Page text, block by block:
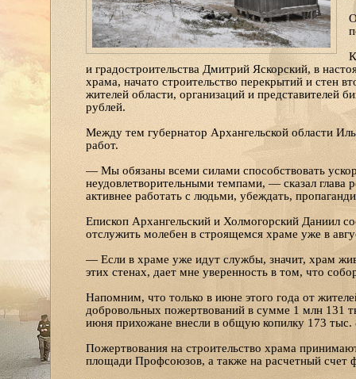
и градостроительства Дмитрий Яскорский, в
храма, начато строительство перекрытий и стен
жителей области, организаций и представителей
рублей.
Между тем губернатор Архангельской области
работ.
— Мы обязаны всеми силами способствовать
неудовлетворительными темпами, — сказал
активнее работать с людьми, убеждать,
Епископ Архангельский и Холмогорский Даниил
отслужить молебен в строящемся храме уже в
— Если в храме уже идут службы, значит, храм
этих стенах, дает мне уверенность в том, что
Напомним, что только в июне этого года от
добровольных пожертвований в сумме 1 млн 131
июня прихожане внесли в общую копилку 173 тыс.
Пожертвования на строительство храма
площади Профсоюзов, а также на расчетный счет